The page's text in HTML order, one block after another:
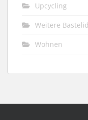
Upcycling
Weitere
Wohnen